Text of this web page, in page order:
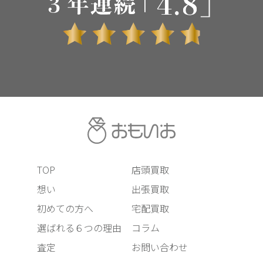
TOP
想い
初めての方へ
選ばれる６つの理由
査定
店頭買取
出張買取
宅配買取
コラム
お問い合わせ